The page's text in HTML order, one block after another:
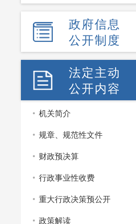
政府信息
公开制度
法定主动
公开内容
机关简介
规章、规范性文件
财政预决算
行政事业性收费
重大行政决策预公开
政策解读